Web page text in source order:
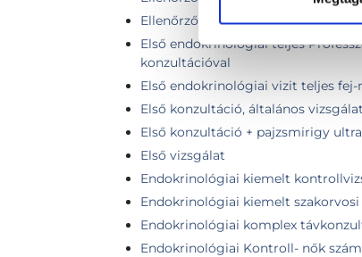
Ellenőrző vizsgálat + pajzsmirigy
Első endokrinológiai teljes
konzultációval
Első endokrinológiai vizit teljes fej-
Első konzultáció, általános vizsgálat
Első konzultáció + pajzsmirigy
Első vizsgálat
Endokrinológiai kiemelt
Endokrinológiai kiemelt
Endokrinológiai komplex
Endokrinológiai Kontroll- nők